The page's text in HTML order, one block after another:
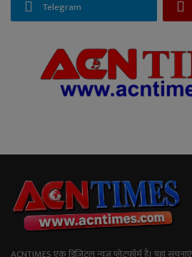
Telegram
ACNTIMES एक डिजिटल न्यूज प्लेटफॉर्म है। यहां